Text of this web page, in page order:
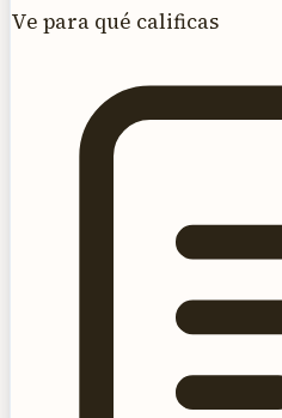
Ve para qué calificas